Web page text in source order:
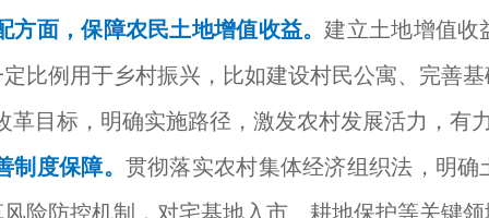
方面，保障农民土地增值收益。建立土地增值收
比例用于乡村振兴，比如建设村民公寓、完善
革目标，明确实施路径，激发农村发展活力，有
制度保障。 贯彻落实农村集体经济组织法，明
险防控机制，对宅基地入市、耕地保护等关键